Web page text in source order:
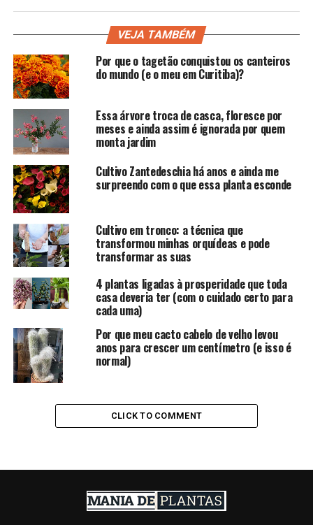
VEJA TAMBÉM
Por que o tagetão conquistou os canteiros
do mundo (e o meu em Curitiba)?
Essa árvore troca de casca, floresce por
meses e ainda assim é ignorada por quem
monta jardim
Cultivo Zantedeschia há anos e ainda me
surpreendo com o que essa planta esconde
Cultivo em tronco: a técnica que
transformou minhas orquídeas e pode
transformar as suas
4 plantas ligadas à prosperidade que toda
casa deveria ter (com o cuidado certo para
cada uma)
Por que meu cacto cabelo de velho levou
anos para crescer um centímetro (e isso é
normal)
CLICK TO COMMENT